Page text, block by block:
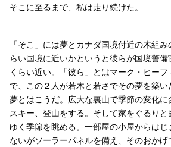
そこに至るまで、私は走り続けた。
「そこ」には夢とカナダ国境付近の木組
らい国境に近いかというと彼らが国境警
くらい近い。「彼ら」とはマーク・ヒーフ
で、この２人が若木と若さでその夢を築い
夢とはこうだ。広大な裏山で季節の変化に
スキー、登山をする。そして家をぐるりと
ゆく季節を眺める。一部屋の小屋からは
ないがソーラーパネルを備え、そのおか